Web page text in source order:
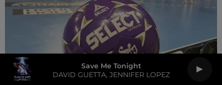
Save Me Tonight
DAVID GUETTA, JENNIFER LOPEZ